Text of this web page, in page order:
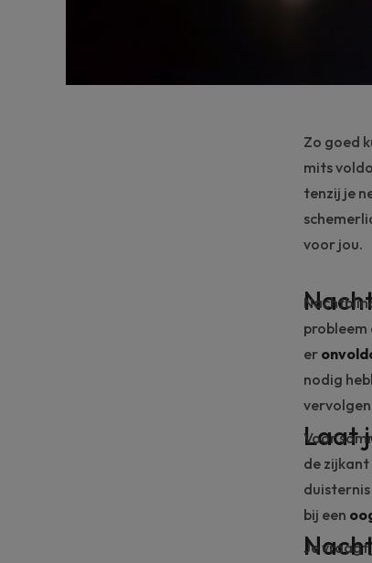
Zo goed
mits
tenzij je
voor jou.
probleem
er
nodig
Laat
Voor
de zijkant
bij een
Je vraagt